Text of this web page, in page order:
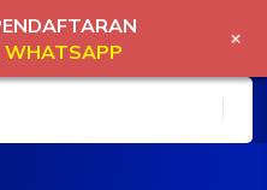
WHATSAPP
+